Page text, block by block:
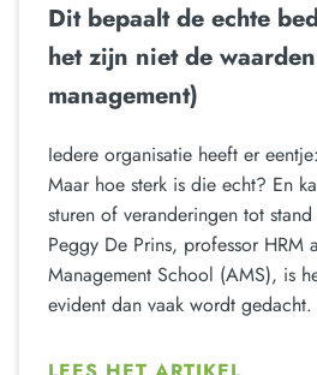
Dit bepaalt de echte
het zijn niet de
management)
Iedere organisatie heeft er
Maar hoe sterk is die echt? En
sturen of veranderingen tot
Peggy De Prins, professor HRM
Management School (AMS), is
evident dan vaak wordt gedacht.